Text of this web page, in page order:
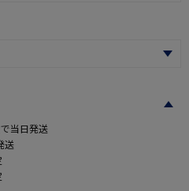
当日発送
送